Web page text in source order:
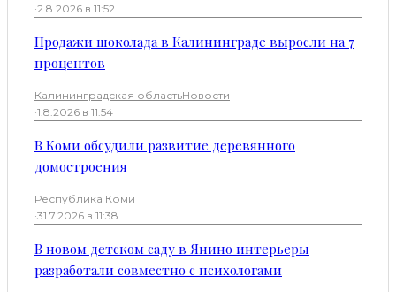
·2.8.2026 в 11:52
Продажи шоколада в Калининграде выросли на 7
процентов
Калининградская областьНовости
·1.8.2026 в 11:54
В Коми обсудили развитие деревянного
домостроения
Республика Коми
·31.7.2026 в 11:38
В новом детском саду в Янино интерьеры
разработали совместно с психологами